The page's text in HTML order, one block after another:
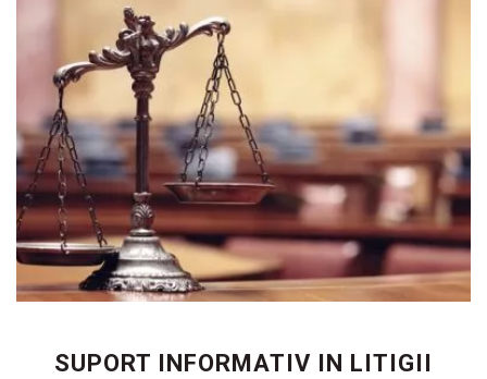
SUPORT INFORMATIV IN LITIGII